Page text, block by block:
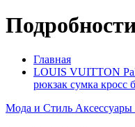
Главная
LOUIS VUITTON
рюкзак сумка кросс
Мода и Стиль Аксессуары